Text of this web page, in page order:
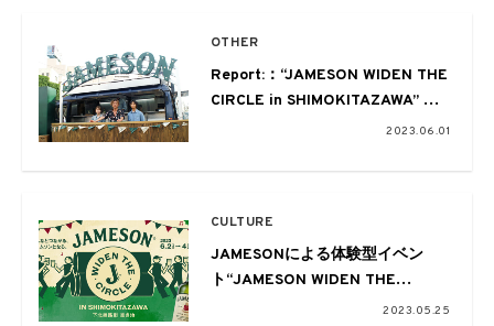
OTHER
Report:：“JAMESON WIDEN THE
CIRCLE in SHIMOKITAZAWA” 下
北沢の片隅でJAMESONの魅力を
（金）から4日（日）まで限定開
2023.06.01
CULTURE
JAMESONによる体験型イベン
ト“JAMESON WIDEN THE
CIRCLE in SHIMOKITAZAWA”が6
2023.05.25